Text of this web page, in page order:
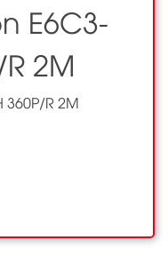
E6C3-
2M
360P/R 2M